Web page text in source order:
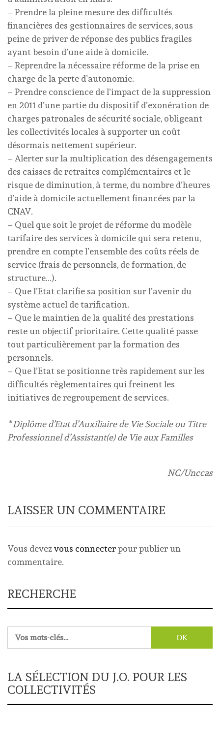
– Prendre la pleine mesure des difficultés
financières des gestionnaires de services, sous
peine de priver de réponse des publics fragiles
ayant besoin d’une aide à domicile.
– Reprendre la nécessaire réforme de la prise en
charge de la perte d’autonomie.
– Prendre conscience de l’impact de la suppression
en 2011 d’une partie du dispositif d’exonération de
charges patronales de sécurité sociale, obligeant
les collectivités locales à supporter un coût
désormais nettement supérieur.
– Alerter sur la multiplication des désengagements
des caisses de retraites complémentaires et le
risque de diminution, à terme, du nombre d’heures
d’aide à domicile actuellement financées par la
CNAV.
– Quel que soit le projet de réforme du modèle
tarifaire des services à domicile qui sera retenu,
prendre en compte l’ensemble des coûts réels de
service (frais de personnels, de formation, de
structure…).
– Que l’Etat clarifie sa position sur l’avenir du
système actuel de tarification.
– Que le maintien de la qualité des prestations
reste un objectif prioritaire. Cette qualité passe
tout particulièrement par la formation des
personnels.
– Que l’Etat se positionne très rapidement sur les
difficultés règlementaires qui freinent les
initiatives de regroupement de services.
* Diplôme d’Etat d’Auxiliaire de Vie Sociale ou Titre
Professionnel d’Assistant(e) de Vie aux Familles
NC/Unccas
LAISSER UN COMMENTAIRE
Vous devezvous connecterpour publier un
commentaire.
RECHERCHE
LA SÉLECTION DU J.O. POUR LES
COLLECTIVITÉS